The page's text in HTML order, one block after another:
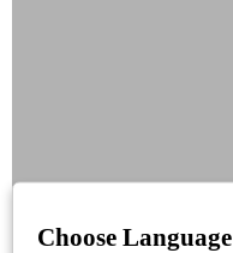
Choose Language